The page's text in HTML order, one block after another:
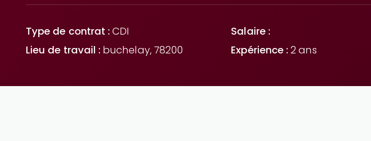
Type de contrat :CDI
Salaire :
Lieu de travail : buchelay, 78200 Expérience :2 ans